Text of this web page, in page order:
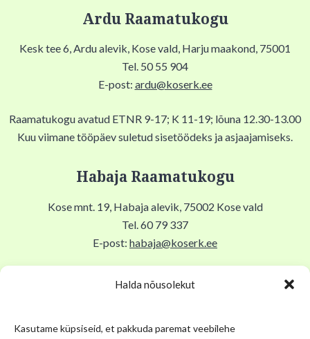
Halda nõusolekut
Kasutame küpsiseid, et pakkuda paremat veebilehe
Ardu Raamatukogu
Kesk tee 6, Ardu alevik, Kose vald, Harju maakond, 75001
Tel. 50 55 904
E-post: ardu@koserk.ee
Raamatukogu avatud ETNR 9-17; K 11-19; lõuna 12.30-13.00
Kuu viimane tööpäev suletud sisetöödeks ja asjaajamiseks.
Habaja Raamatukogu
Kose mnt. 19, Habaja alevik, 75002 Kose vald
Tel. 60 79 337
E-post: habaja@koserk.ee
Raamatukogu avatud N,R 9-17, T 11-19, Lõuna 12-12.30,
Kuu viimane tööpäev suletud sisetöödeks ja asjaajamiseks.